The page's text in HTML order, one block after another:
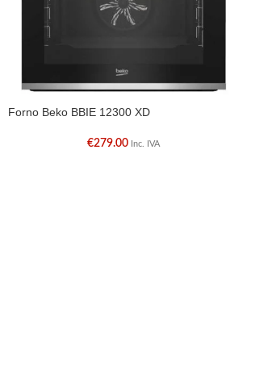
Forno Beko BBIE 12300 XD
€279.00 Inc. IVA